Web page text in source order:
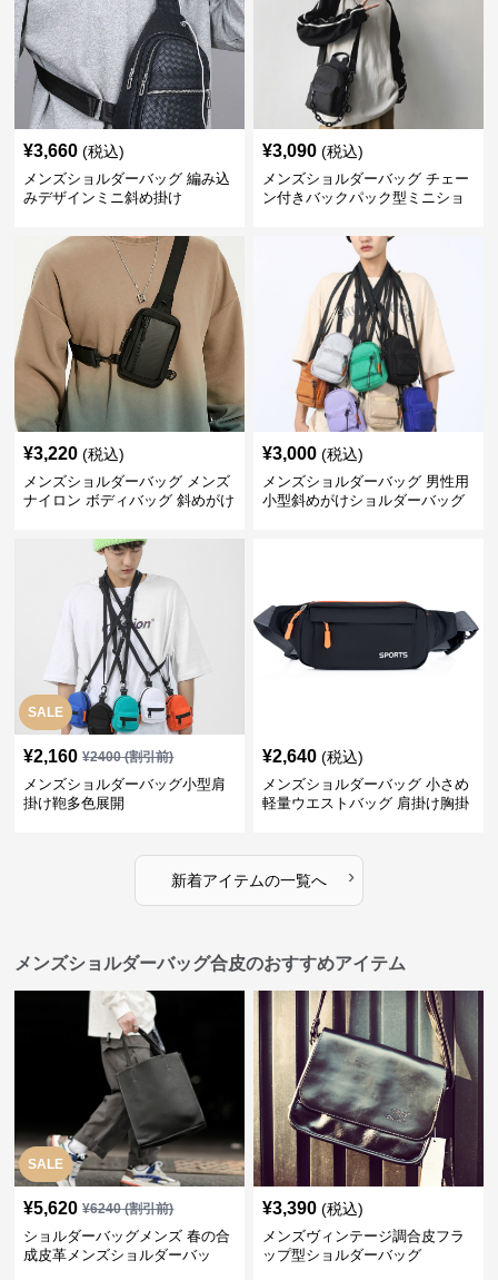
¥3,660 (税込)
メンズショルダーバッグ 編み込
みデザインミニ斜め掛け
¥3,090 (税込)
メンズショルダーバッグ チェー
ン付きバックパック型ミニショ
¥3,220 (税込)
メンズショルダーバッグ メンズ
ナイロン ボディバッグ 斜めがけ
¥3,000 (税込)
メンズショルダーバッグ 男性用
小型斜めがけショルダーバッグ
SALE
¥2,160 ¥2400(割引前)
メンズショルダーバッグ小型肩
掛け鞄多色展開
¥2,640 (税込)
メンズショルダーバッグ 小さめ
軽量ウエストバッグ 肩掛け胸掛
新着アイテムの一覧へ ›
メンズショルダーバッグ合皮のおすすめアイテム
SALE
¥5,620 ¥6240(割引前)
ショルダーバッグメンズ 春の合
成皮革メンズショルダーバッ
¥3,390 (税込)
メンズヴィンテージ調合皮フラ
ップ型ショルダーバッグ